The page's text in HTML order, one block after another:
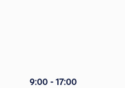
9:00 - 17:00